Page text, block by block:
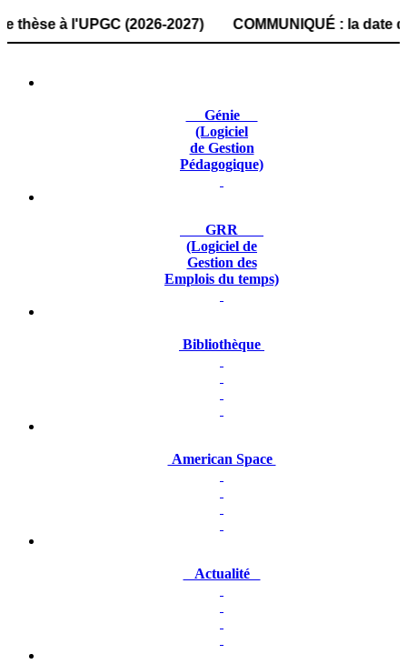
à l'UPGC (2026-2027) COMMUNIQUÉ : la date
Génie
(Logiciel
de Gestion
Pédagogique)
GRR
(Logiciel de
Gestion des
Emplois du temps)
Bibliothèque
American Space
Actualité